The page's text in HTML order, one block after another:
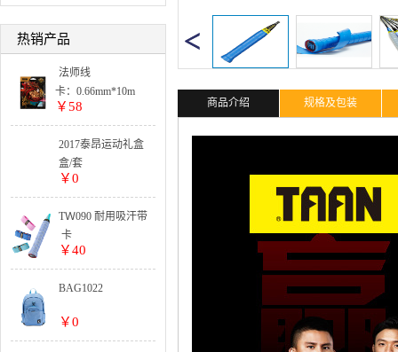
热销产品
法师线
卡：0.66mm*10m
单色:
5卡起订
整盒:
25卡出货
￥58
2017泰昂运动礼盒
套装系列
盒/套
￥0
TＷ090 耐用吸汗带
卡
￥40
BAG1022
￥0
商品介绍 规格及包装